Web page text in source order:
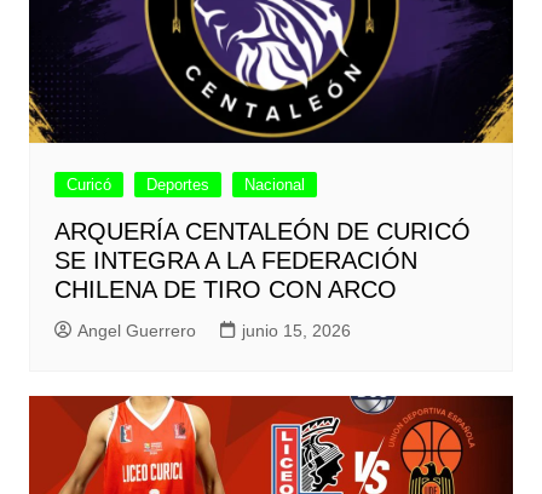
Curicó Deportes Nacional
ARQUERÍA CENTALEÓN DE CURICÓ
SE INTEGRA A LA FEDERACIÓN
CHILENA DE TIRO CON ARCO
Angel Guerrero junio 15, 2026